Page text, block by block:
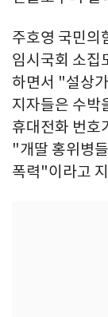
주호영 국민의
임시국회 소집
하면서 "설상
지자들은 수박
휴대전화 번호
"개딸 홍위병
폭력"이라고